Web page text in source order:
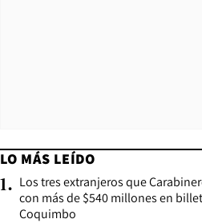
LO MÁS LEÍDO
1. Los tres extranjeros que
con más de $540 millones en
Coquimbo